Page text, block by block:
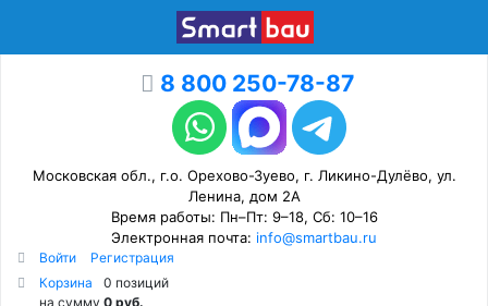
8 800 250-78-87
Московская обл., г.о. Орехово-Зуево, г. Ликино-Дулёво, ул.
Ленина, дом 2А
Время работы: Пн–Пт: 9–18, Сб: 10–16
Электронная почта: info@smartbau.ru
Войти
Регистрация
Корзина
0 позиций
на сумму 0 руб.